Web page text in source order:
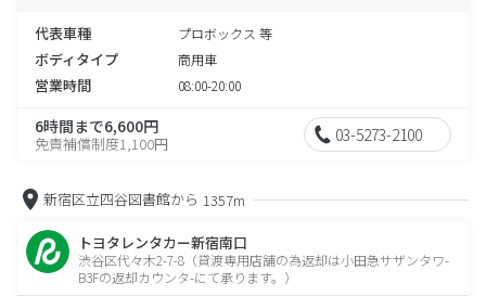
代表車種 プロボックス 等
ボディタイプ 商用車
営業時間 08:00-20:00
6時間まで6,600円
免責補償制度1,100円 03-5273-2100
新宿区立四谷図書館から 1357m
トヨタレンタカー新宿南口
渋谷区代々木2-7-8（貸渡専用店舗の為返却は小田急サザンタワ-
B3Fの返却カウンタ-にて承ります。）